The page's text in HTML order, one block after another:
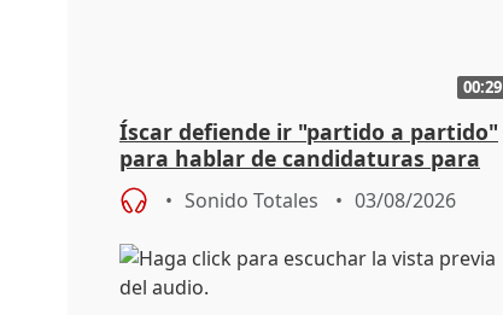
00:29
Íscar defiende ir "partido a partido"
para hablar de candidaturas para
2027
Sonido Totales 03/08/2026